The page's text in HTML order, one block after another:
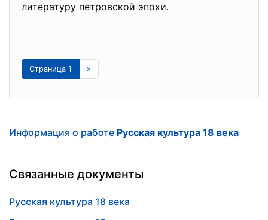
литературу петровской эпохи.
Страница 1 »
Информация о работе Русская культура 18 века
Связанные документы
Русская культура 18 века